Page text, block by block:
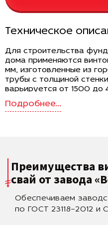
Техническое
Для строительства
дома применяются
мм, изготовленные из
трубы с толщиной
варьируется от 1500 до
учитывать глубину
грунта на участке.
требований.
Назначение и
Кирпичные дома
поэтому фундамент
Преимущества
свай от завода
Обеспечиваем
по ГОСТ 23118–2012 и